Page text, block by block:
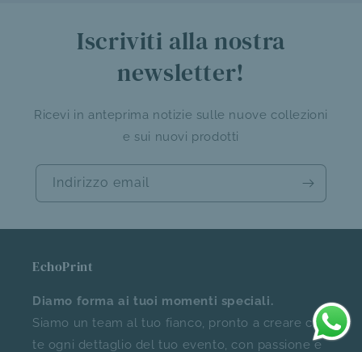
Iscriviti alla nostra
newsletter!
Ricevi in anteprima notizie sulle nuove collezioni
e sui nuovi prodotti
Indirizzo email
EchoPrint
Diamo forma ai tuoi momenti speciali.
Siamo un team al tuo fianco, pronto a creare con
te ogni dettaglio del tuo evento, con passione e